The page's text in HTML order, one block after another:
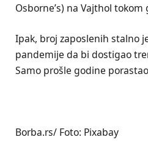
Osborne’s) na Vajthol
Ipak, broj zaposlenih stalno
pandemije da bi dostigao
Samo prošle godine
Borba.rs/ Foto: Pixabay